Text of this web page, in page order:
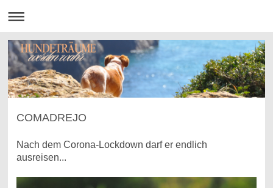
COMADREJO
Nach dem Corona-Lockdown darf er endlich
ausreisen...